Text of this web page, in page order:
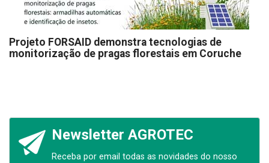
Projeto FORSAID demonstra tecnologias de
monitorização de pragas florestais em Coruche
Newsletter AGROTEC
Receba por email todas as novidades do nosso